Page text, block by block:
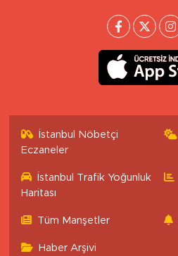
İstanbul Nöbetçi
Eczaneler
İstanbul Trafik Yoğunluk
Haritası
Tüm Manşetler
Haber Arşivi